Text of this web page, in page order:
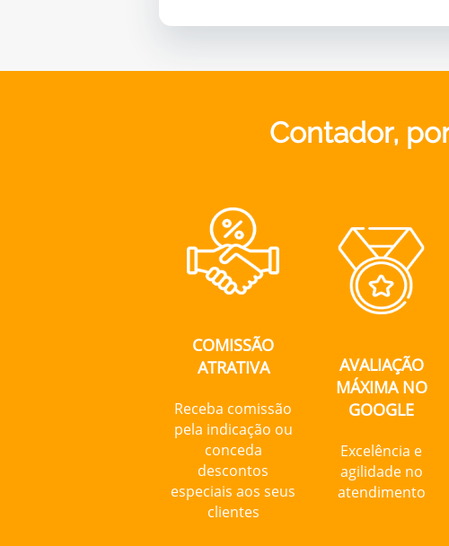
Contador,
COMISSÃO
ATRATIVA
Receba comissão
pela indicação ou
conceda
descontos
especiais aos seus
clientes
AVALIAÇÃO
MÁXIMA NO
GOOGLE
Excelência e
agilidade no
atendimento